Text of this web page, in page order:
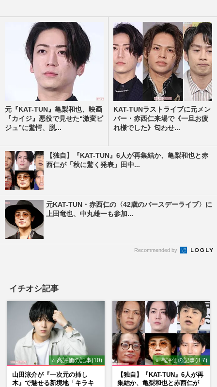
元『KAT-TUN』亀梨和也、映画
『カイジ』悪役で見せた“激変ビ
ジュ”に驚愕、脱...
KAT-TUNラストライブに元メン
バー・赤西仁来場で《一旦お疲
れ様でした》匂わせ...
【独自】『KAT-TUN』6人が再集結か、亀梨和也と赤
西仁が「秋に驚く発表」田中...
元KAT-TUN・赤西仁の〈42歳のバースデーライブ〉に
上田竜也、中丸雄一も参加...
Recommended by
イチオシ記事
⭐ 高評価の記事(10)
山田涼介が『一次元の挿し
木』で魅せる新境地「キラキ
⭐ 高評価の記事(8.7)
【独自】『KAT-TUN』6人が再
集結か、亀梨和也と赤西仁が